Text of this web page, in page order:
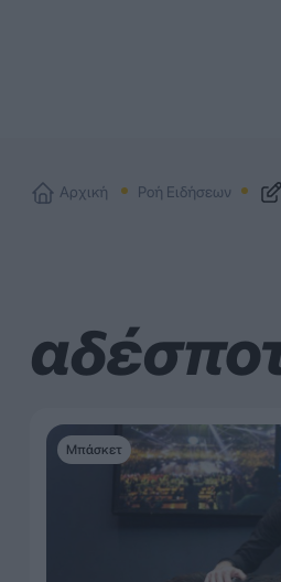
Αρχική Ροή Ειδήσεων
Μπάσκετ